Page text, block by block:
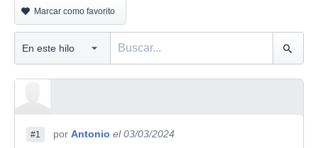
Marcar como favorito
#1 por Antonio el 03/03/2024